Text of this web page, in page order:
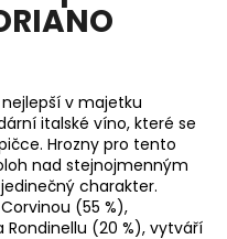
v majetku
italské víno, které se
Hrozny pro tento
nad stejnojmenným
charakter.
(55 %),
(20 %), vytváří